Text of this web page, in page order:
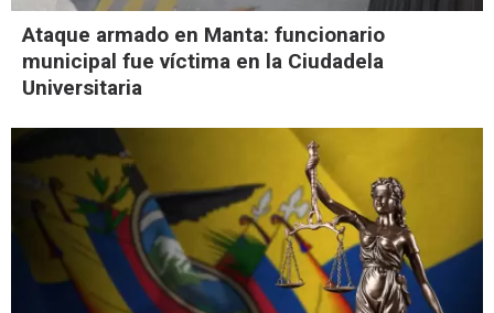
Ataque armado en Manta: funcionario
municipal fue víctima en la Ciudadela
Universitaria